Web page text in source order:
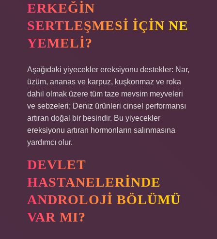
ERKEĞIN
SERTLEŞMESI IÇIN NE
YEMELI?
Aşağıdaki yiyecekler ereksiyonu destekler: Nar,
üzüm, ananas ve karpuz, kuşkonmaz ve roka
dahil olmak üzere tüm taze mevsim meyveleri
ve sebzeleri; Deniz ürünleri cinsel performansı
artıran doğal bir besindir. Bu yiyecekler
ereksiyonu artıran hormonların salınmasına
yardımcı olur.
DEVLET
HASTANELERINDE
ANDROLOJI BÖLÜMÜ
VAR MI?